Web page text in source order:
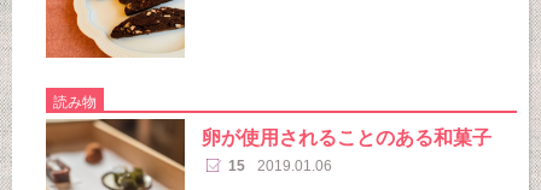
読み物
卵が使用されることのある和菓子
15 2019.01.06